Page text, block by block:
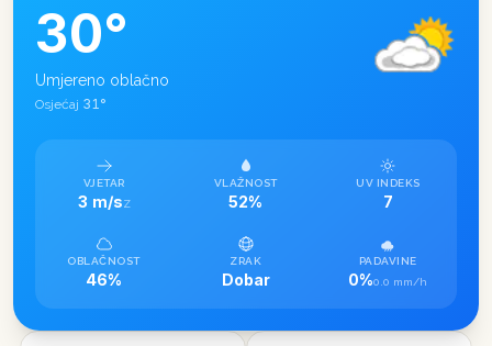
30°
Umjereno oblačno
Osjećaj 31°
VJETAR
3 m/sZ
VLAŽNOST
52%
UV INDEKS
7
OBLAČNOST
46%
ZRAK
Dobar
PADAVINE
0%0.0 mm/h